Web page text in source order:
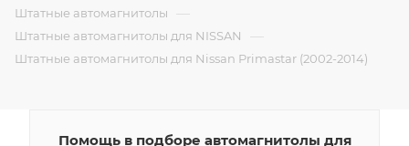
Штатные автомагнитолы —
Штатные автомагнитолы для NISSAN —
Штатные автомагнитолы для Nissan Primastar (2002-2014)
Помощь в подборе автомагнитолы для